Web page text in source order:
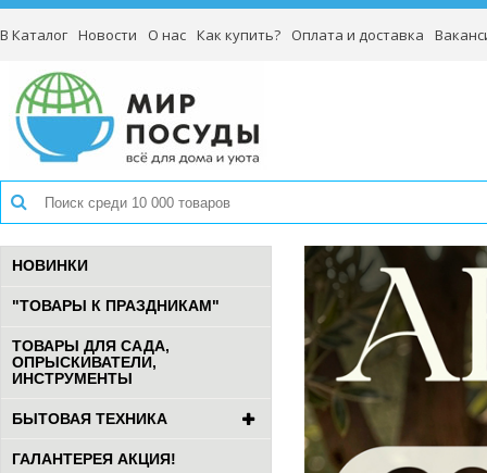
В Каталог Новости О нас Как купить? Оплата и доставка
НОВИНКИ
"ТОВАРЫ К ПРАЗДНИКАМ"
ТОВАРЫ ДЛЯ САДА,
ОПРЫСКИВАТЕЛИ,
ИНСТРУМЕНТЫ
БЫТОВАЯ ТЕХНИКА
ГАЛАНТЕРЕЯ АКЦИЯ!